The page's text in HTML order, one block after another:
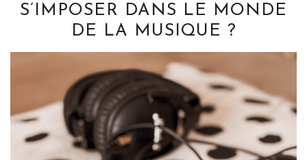
S’IMPOSER DANS LE MONDE
DE LA MUSIQUE ?